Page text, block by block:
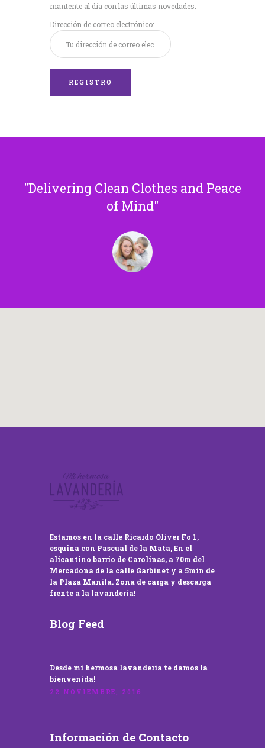
mantente al día con las últimas novedades.
Dirección de correo electrónico:
Delivering Clean Clothes and Peace
of Mind
Estamos en la calle Ricardo Oliver Fo 1,
esquina con Pascual de la Mata, En el
alicantino barrio de Carolinas, a 70m del
Mercadona de la calle Garbinet y a 5min de
la Plaza Manila. Zona de carga y descarga
frente a la lavandería!
Blog Feed
Desde mi hermosa lavandería te damos la
bienvenida!
22 NOVIEMBRE, 2016
Información de Contacto